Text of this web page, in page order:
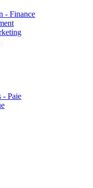
- Finance
- Paie